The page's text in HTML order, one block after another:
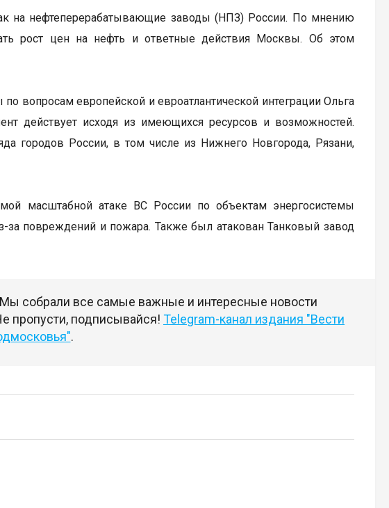
на нефтеперерабатывающие заводы (НПЗ) России. По мнению
рост цен на нефть и ответные действия Москвы. Об этом
вопросам европейской и евроатлантической интеграции Ольга
действует исходя из имеющихся ресурсов и возможностей.
городов России, в том числе из Нижнего Новгорода, Рязани,
масштабной атаке ВС России по объектам энергосистемы
за повреждений и пожара. Также был атакован Танковый завод
собрали все самые важные и интересные новости
пропусти, подписывайся! Telegram-канал издания "Вести
.